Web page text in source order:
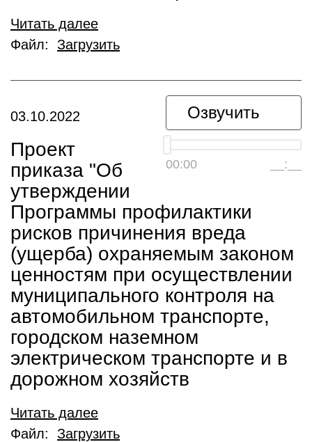
Читать далее
Файл: Загрузить
Озвучить
00:00 __:__
03.10.2022
Проект
приказа "Об
утверждении
Программы профилактики
рисков причинения вреда
(ущерба) охраняемым законом
ценностям при осуществлении
муниципального контроля на
автомобильном транспорте,
городском наземном
электрическом транспорте и в
дорожном хозяйств
Читать далее
Файл: Загрузить